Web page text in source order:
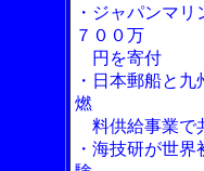
・ジャパンマ
７００万
円を寄付
・日本郵船と
燃
料供給事業で
・海技研が世